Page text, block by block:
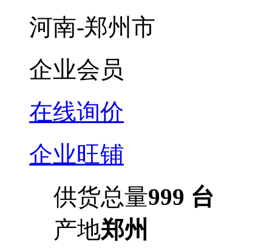
河南-郑州市
企业会员
在线询价
企业旺铺
供货总量999 台
产地郑州